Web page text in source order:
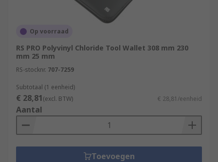
Op voorraad
RS PRO Polyvinyl Chloride Tool Wallet 308 mm 230
mm 25 mm
RS-stocknr. 707-7259
Subtotaal (1 eenheid)
€ 28,81(excl. BTW) € 28,81/eenheid
Aantal
Toevoegen